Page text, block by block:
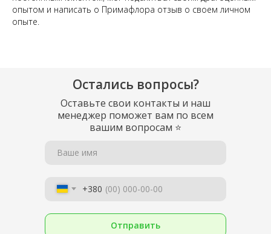
опытом и написать о Примафлора отзыв о своем личном
опыте.
Остались вопросы?
Оставьте свои контакты и наш
менеджер поможет вам по всем
вашим вопросам ⭐
Ваше имя
+380
Отправить